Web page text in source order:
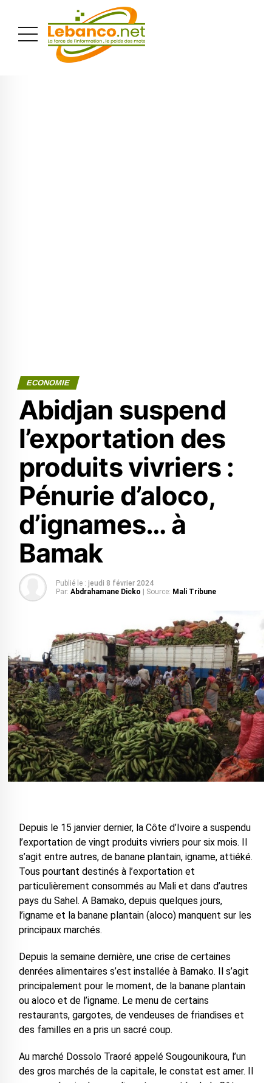
ECONOMIE
Abidjan suspend
l’exportation des
produits vivriers :
Pénurie d’aloco,
d’ignames… à
Bamak
Publié le : jeudi 8 février 2024
Par: Abdrahamane Dicko | Source: Mali Tribune
Depuis le 15 janvier dernier, la Côte d’Ivoire a suspendu
l’exportation de vingt produits vivriers pour six mois. Il
s’agit entre autres, de banane plantain, igname, attiéké.
Tous pourtant destinés à l’exportation et
particulièrement consommés au Mali et dans d’autres
pays du Sahel. A Bamako, depuis quelques jours,
l’igname et la banane plantain (aloco) manquent sur les
principaux marchés.
Depuis la semaine dernière, une crise de certaines
denrées alimentaires s’est installée à Bamako. Il s’agit
principalement pour le moment, de la banane plantain
ou aloco et de l’igname. Le menu de certains
restaurants, gargotes, de vendeuses de friandises et
des familles en a pris un sacré coup.
Au marché Dossolo Traoré appelé Sougounikoura, l’un
des gros marchés de la capitale, le constat est amer. Il